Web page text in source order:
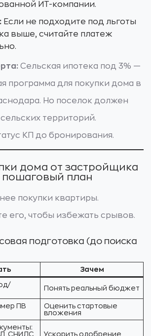
ИТ-компании.
Если не подходите под льготы
выше, считайте платеж
Сельская ипотека под 3% —
программа для покупки дома в
Но поселок должен
территорий.
КП до бронирования.
дома от застройщика
пошаговый план
покупки квартиры.
его, чтобы избежать срывов.
подготовка (до поиска
Зачем
Понять реальный бюджет
ПВ
Оценить стартовые
вложения
СНИЛС,
Ускорить одобрение